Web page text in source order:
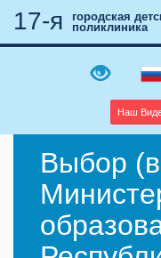
Наш
17-я
городская
поликлиника
Выбор